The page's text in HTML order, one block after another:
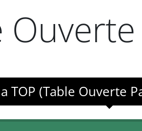
TOP (Table Ouverte